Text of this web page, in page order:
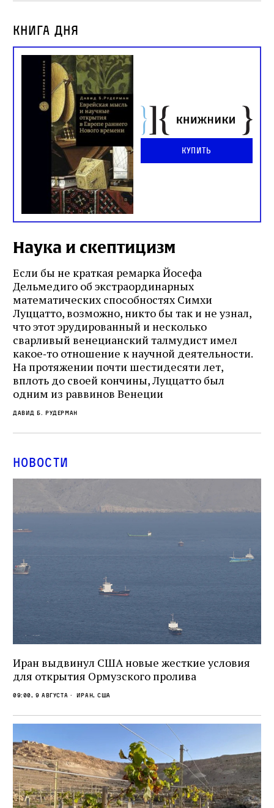
Книга дня
Купить
Наука и скептицизм
Если бы не краткая ремарка Йосефа
Дельмедиго об экстраординарных
математических способностях Симхи
Луццатто, возможно, никто бы так и не узнал,
что этот эрудированный и несколько
сварливый венецианский талмудист имел
какое‑то отношение к научной деятельности.
На протяжении почти шестидесяти лет,
вплоть до своей кончины, Луццатто был
одним из раввинов Венеции
Давид Б. Рудерман
Новости
Иран выдвинул США новые жесткие условия
для открытия Ормузского пролива
09:00, 9 августа Иран, сша